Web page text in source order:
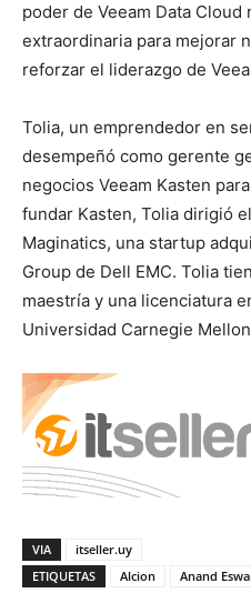
poder de Veeam Data
extraordinaria para mejorar
reforzar el liderazgo de
Tolia, un emprendedor en
desempeñó como gerente
negocios Veeam Kasten
fundar Kasten, Tolia dirigió
Maginatics, una startup
Group de Dell EMC. Tolia
maestría y una licenciatura
Universidad Carnegie
VIA
itseller.uy
ETIQUETAS
Alcion Anand